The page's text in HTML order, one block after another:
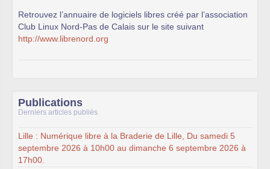
Retrouvez l’annuaire de logiciels libres créé par l’association
Club Linux Nord-Pas de Calais sur le site suivant
http://www.librenord.org
Publications
Derniers articles publiés
Lille : Numérique libre à la Braderie de Lille, Du samedi 5
septembre 2026 à 10h00 au dimanche 6 septembre 2026 à
17h00.